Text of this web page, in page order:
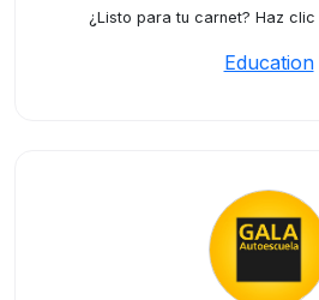
¿Listo para tu carnet? Haz clic
Education